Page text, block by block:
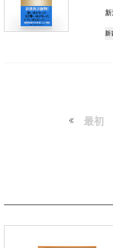
新
最初